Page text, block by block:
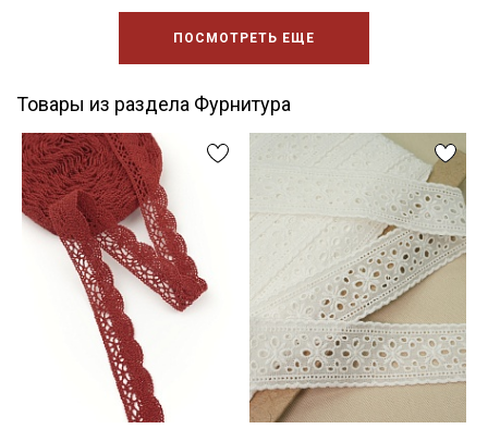
ПОСМОТРЕТЬ ЕЩЕ
Товары из раздела Фурнитура